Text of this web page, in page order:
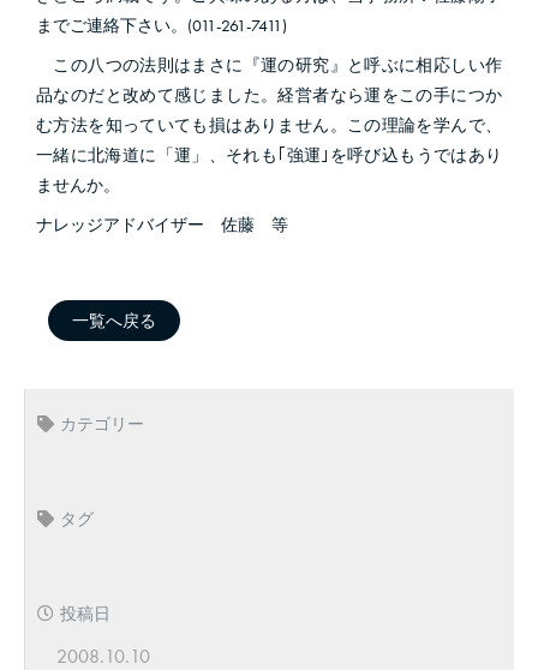
までご連絡下さい。(011-261-7411)
この八つの法則はまさに『運の研究』と呼ぶに相応しい作
品なのだと改めて感じました。経営者なら運をこの手につか
む方法を知っていても損はありません。この理論を学んで、
一緒に北海道に「運」、それも｢強運｣を呼び込もうではあり
ませんか。
ナレッジアドバイザー 佐藤 等
一覧へ戻る
カテゴリー
タグ
投稿日
2008.10.10